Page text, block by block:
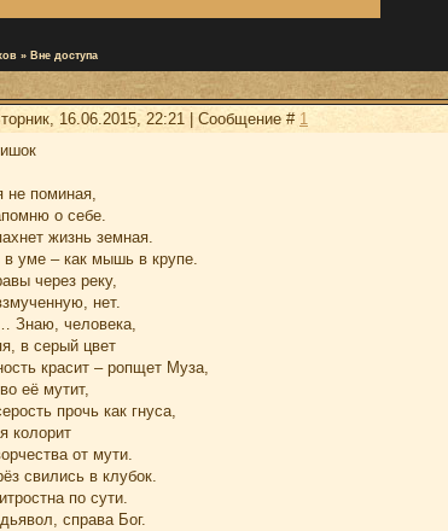
» Вне доступа
16.06.2015, 22:21 | Сообщение # 1
не поминая,
о себе.
жизнь земная.
уме – как мышь в крупе.
через реку,
нет.
Знаю, человека,
в серый цвет
красит – ропщет Муза,
её мутит,
прочь как гнуса,
колорит
от мути.
свились в клубок.
по сути.
справа Бог.